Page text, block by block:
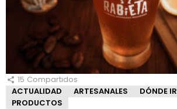
15 Compartidos
ACTUALIDAD
ARTESANALES DÓNDE IR
PRODUCTOS